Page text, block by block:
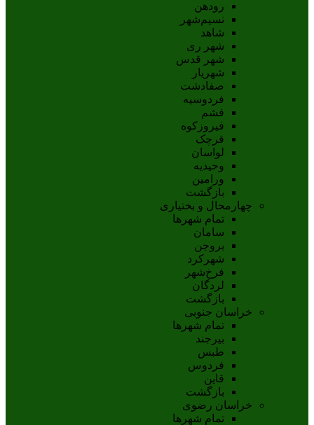
رودهن
نسيم‌شهر
شاهد
شهر ری
شهر قدس
شهریار
صفادشت
فردوسیه
فشم
فیروزکوه
قرچک
لواسان
وحیدیه
ورامین
بازگشت
چهارمحال و بختیاری
تمام شهر‌ها
سامان
بروجن
شهرکرد
فرخ‌شهر
لردگان
بازگشت
خراسان جنوبی
تمام شهر‌ها
بيرجند
طبس
فردوس
قاين
بازگشت
خراسان رضوی
تمام شهر‌ها